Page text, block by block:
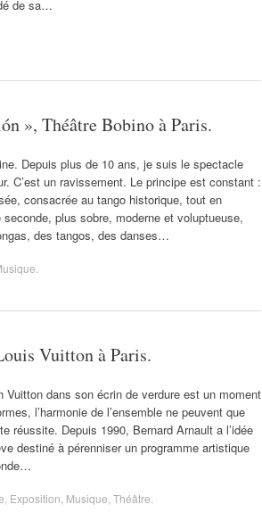
de sa…
», Théâtre Bobino à Paris.
Depuis plus de 10 ans, je suis le spectacle
C’est un ravissement. Le principe est constant :
consacrée au tango historique, tout en
plus sobre, moderne et voluptueuse,
des tangos, des danses…
Vuitton à Paris.
Vuitton dans son écrin de verdure est un moment
l’harmonie de l’ensemble ne peuvent que
réussite. Depuis 1990, Bernard Arnault a l’idée
destiné à pérenniser un programme artistique
Exposition Musique Théâtre